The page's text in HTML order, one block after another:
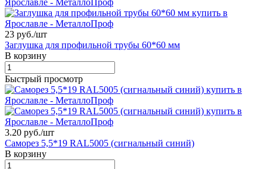
23 руб./шт
Заглушка для профильной трубы 60*60 мм
В корзину
Быстрый просмотр
3.20 руб./шт
Саморез 5,5*19 RAL5005 (сигнальный синий)
В корзину